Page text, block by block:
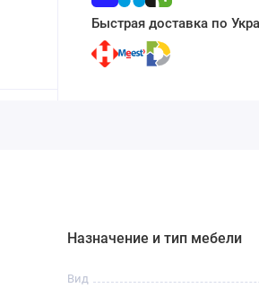
Быстрая доставка по
Назначение и тип мебели
Вид